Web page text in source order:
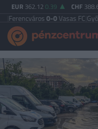
EUR 362.12 0.39 CHF
0-0Vasas FC|Győri ETO FC4-